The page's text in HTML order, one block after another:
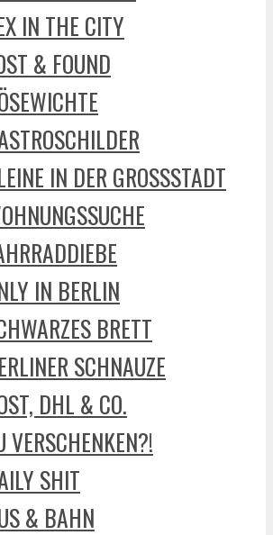
IN THE CITY
& FOUND
IN DER GROSSSTADT
IN BERLIN
BRETT
SCHNAUZE
DHL & CO.
VERSCHENKEN?!
SHIT
& BAHN